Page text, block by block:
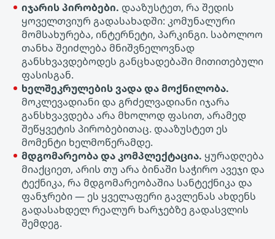
იჯარის პირობები. დააზუსტეთ, რა შედის
ყოველთვიურ გადასახადში: კომუნალური
მომსახურება, ინტერნეტი, პარკინგი. საბოლოო
თანხა შეიძლება მნიშვნელოვნად
განსხვავდებოდეს განცხადებაში მითითებული
ფასისგან.
ხელშეკრულების ვადა და მოქნილობა.
მოკლევადიანი და გრძელვადიანი იჯარა
განსხვავდება არა მხოლოდ ფასით, არამედ
შეწყვეტის პირობებითაც. დააზუსტეთ ეს
მომენტი ხელმოწერამდე.
მდგომარეობა და კომპლექტაცია. ყურადღება
მიაქციეთ, არის თუ არა ბინაში საჭირო ავეჯი და
ტექნიკა, რა მდგომარეობაშია სანტექნიკა და
ფანჯრები — ეს ყველაფერი გავლენას ახდენს
გადასახდელ რეალურ ხარჯებზე გადასვლის
შემდეგ.